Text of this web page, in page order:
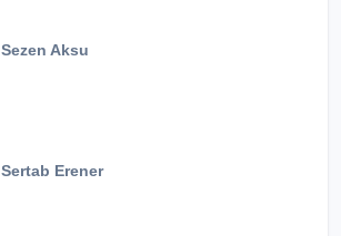
Sezen Aksu
Sertab Erener